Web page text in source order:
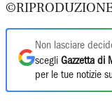
©RIPRODUZIONE
Non lasciare
scegli Gazzetta di
per le tue notizie